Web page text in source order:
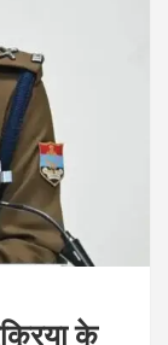
के